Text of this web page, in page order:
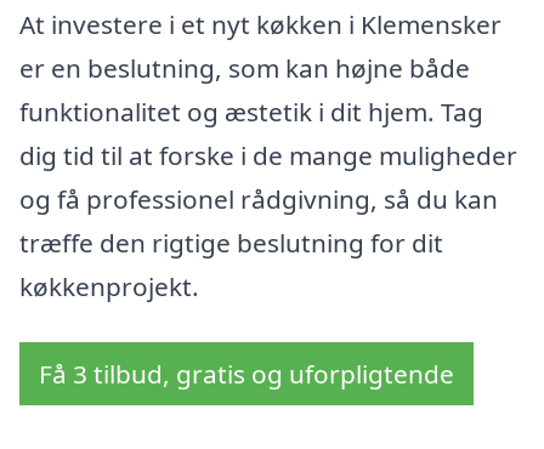
At investere i et nyt køkken i Klemensker
er en beslutning, som kan højne både
funktionalitet og æstetik i dit hjem. Tag
dig tid til at forske i de mange muligheder
og få professionel rådgivning, så du kan
træffe den rigtige beslutning for dit
køkkenprojekt.
Få 3 tilbud, gratis og uforpligtende